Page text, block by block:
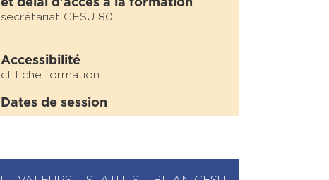
et délai d'accès à la formation
secrétariat CESU 80
Accessibilité
cf fiche formation
Dates de session